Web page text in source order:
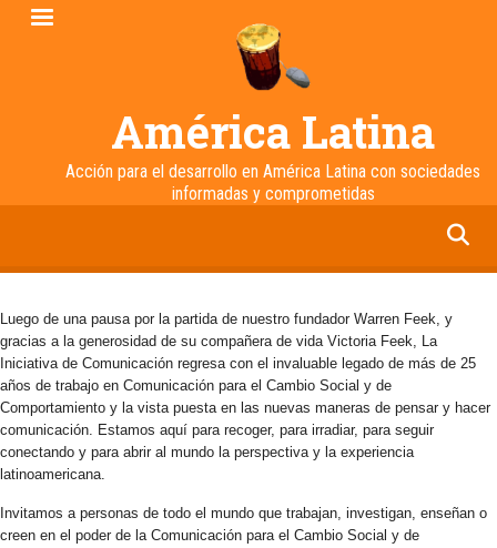
Pasar
América Latina
Acción para el desarrollo en América Latina con sociedades
informadas y comprometidas
Luego de una pausa por la partida de nuestro fundador Warren Feek, y
gracias a la generosidad de su compañera de vida Victoria Feek, La
Iniciativa de Comunicación regresa con el invaluable legado de más de 25
años de trabajo en Comunicación para el Cambio Social y de
Comportamiento y la vista puesta en las nuevas maneras de pensar y hacer
comunicación. Estamos aquí para recoger, para irradiar, para seguir
conectando y para abrir al mundo la perspectiva y la experiencia
latinoamericana.
Invitamos a personas de todo el mundo que trabajan, investigan, enseñan o
creen en el poder de la Comunicación para el Cambio Social y de